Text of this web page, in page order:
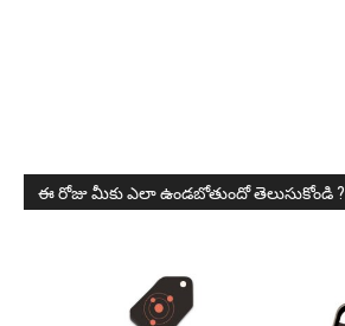
ఈ రోజు మీకు ఎలా ఉండబోతుందో తెలుసుకోండి ?